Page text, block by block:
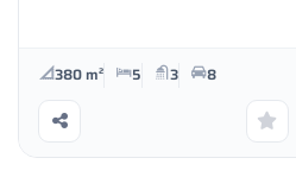
con loza de hormigón con:
de máquinasBodega
cubiertaEstacionamiento cubierto
380 m² 5 3 8